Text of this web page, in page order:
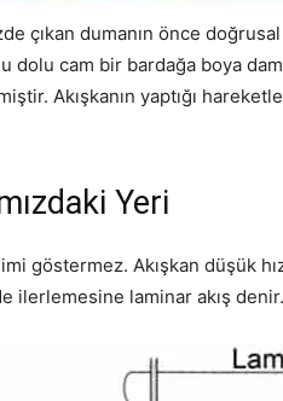
çıkan dumanın önce
dolu cam bir bardağa boya
Akışkanın yaptığı
Yeri
göstermez. Akışkan düşük
ilerlemesine laminar akış denir.